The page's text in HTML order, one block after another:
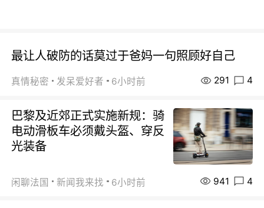
最让人破防的话莫过于爸妈一句照顾好自己
真情秘密 发呆爱好者 6小时前 291 4
巴黎及近郊正式实施新规：骑
电动滑板车必须戴头盔、穿反
光装备
闲聊法国 新闻我来找 6小时前 941 4